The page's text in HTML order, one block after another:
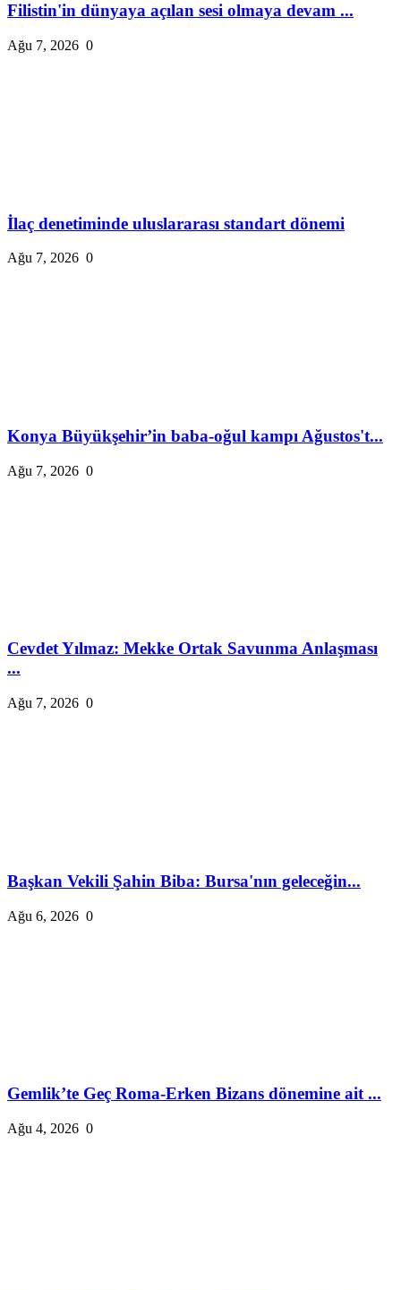
Filistin'in dünyaya açılan sesi olmaya devam ...
Ağu 7, 2026 0
İlaç denetiminde uluslararası standart dönemi
Ağu 7, 2026 0
Konya Büyükşehir’in baba-oğul kampı Ağustos't...
Ağu 7, 2026 0
Cevdet Yılmaz: Mekke Ortak Savunma Anlaşması
...
Ağu 7, 2026 0
Başkan Vekili Şahin Biba: Bursa'nın geleceğin...
Ağu 6, 2026 0
Gemlik’te Geç Roma-Erken Bizans dönemine ait ...
Ağu 4, 2026 0